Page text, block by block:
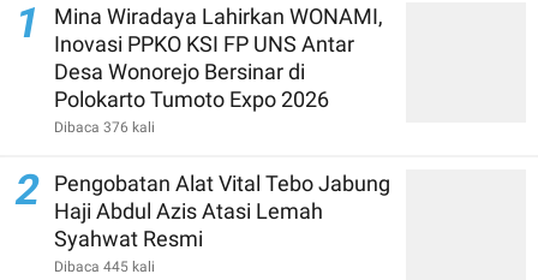
1
Mina Wiradaya Lahirkan WONAMI,
Inovasi PPKO KSI FP UNS Antar
Desa Wonorejo Bersinar di
Polokarto Tumoto Expo 2026
Dibaca 376 kali
2
Pengobatan Alat Vital Tebo Jabung
Haji Abdul Azis Atasi Lemah
Syahwat Resmi
Dibaca 445 kali